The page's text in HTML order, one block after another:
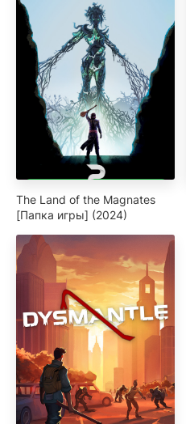
The Land of the Magnates
[Папка игры] (2024)